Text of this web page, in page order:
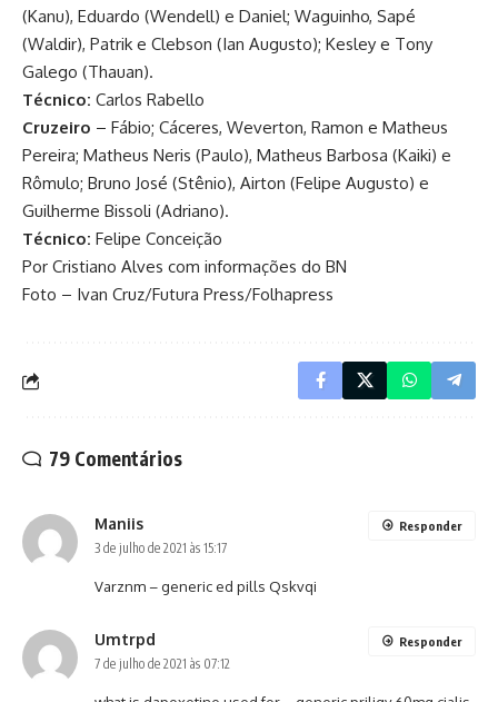
(Kanu), Eduardo (Wendell) e Daniel; Waguinho, Sapé
(Waldir), Patrik e Clebson (Ian Augusto); Kesley e Tony
Galego (Thauan).
Técnico: Carlos Rabello
Cruzeiro – Fábio; Cáceres, Weverton, Ramon e Matheus
Pereira; Matheus Neris (Paulo), Matheus Barbosa (Kaiki) e
Rômulo; Bruno José (Stênio), Airton (Felipe Augusto) e
Guilherme Bissoli (Adriano).
Técnico: Felipe Conceição
Por Cristiano Alves com informações do BN
Foto – Ivan Cruz/Futura Press/Folhapress
79 Comentários
Maniis
3 de julho de 2021 às 15:17
Varznm –generic ed pills Qskvqi
Responder
Umtrpd
7 de julho de 2021 às 07:12
Responder